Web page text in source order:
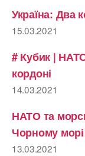
Україна: Два
15.03.2021
# Кубик |
кордоні
14.03.2021
НАТО та
Чорному морі
13.03.2021